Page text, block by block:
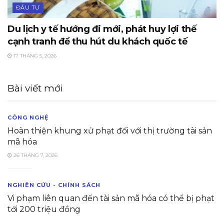
ĐẦU TƯ
Du lịch y tế hướng đi mới, phát huy lợi thế
cạnh tranh để thu hút du khách quốc tế
17 THÁNG 5, 2026
Bài viết mới
CÔNG NGHỆ
Hoàn thiện khung xử phạt đối với thị trường tài sản
mã hóa
26 THÁNG 7, 2026
NGHIÊN CỨU - CHÍNH SÁCH
Vi phạm liên quan đến tài sản mã hóa có thể bị phạt
tới 200 triệu đồng